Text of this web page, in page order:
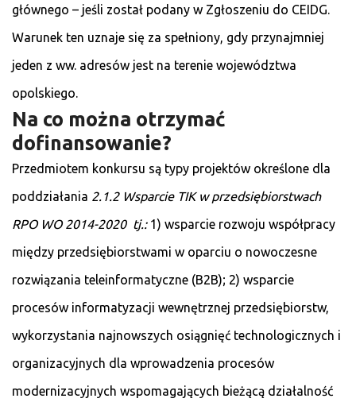
głównego – jeśli został podany w Zgłoszeniu do CEIDG.
Warunek ten uznaje się za spełniony, gdy przynajmniej
jeden z ww. adresów jest na terenie województwa
opolskiego.
Na co można otrzymać
dofinansowanie?
Przedmiotem konkursu są typy projektów określone dla
poddziałania 2.1.2 Wsparcie TIK w przedsiębiorstwach
RPO WO 2014-2020 tj.:1) wsparcie rozwoju współpracy
między przedsiębiorstwami w oparciu o nowoczesne
rozwiązania teleinformatyczne (B2B); 2) wsparcie
procesów informatyzacji wewnętrznej przedsiębiorstw,
wykorzystania najnowszych osiągnięć technologicznych i
organizacyjnych dla wprowadzenia procesów
modernizacyjnych wspomagających bieżącą działalność